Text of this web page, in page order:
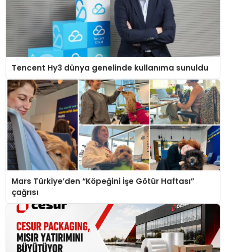
Tencent Hy3 dünya genelinde kullanıma sunuldu
Mars Türkiye’den “Köpeğini İşe Götür Haftası”
çağrısı